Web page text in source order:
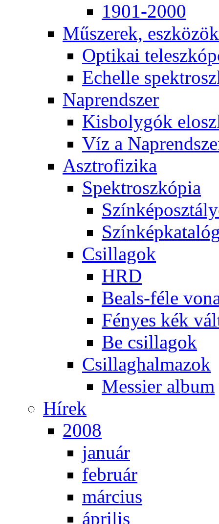
1901-2000
Mű­sze­rek, esz­kö­zök
Op­ti­kai
Echel­le
Nap­rend­szer
Kis­boly­gók
Víz a
Aszt­ro­fi­zi­ka
Spekt­rosz­kó­pia
Csil­la­gok
HRD
Be­als-fé­le
Fé­nyes kék
Be csil­la­gok
Csil­lag­hal­ma­zok
Mes­si­er al­bum
Hí­rek
2008
ja­nu­ár
feb­ru­ár
már­ci­us
áp­ri­lis